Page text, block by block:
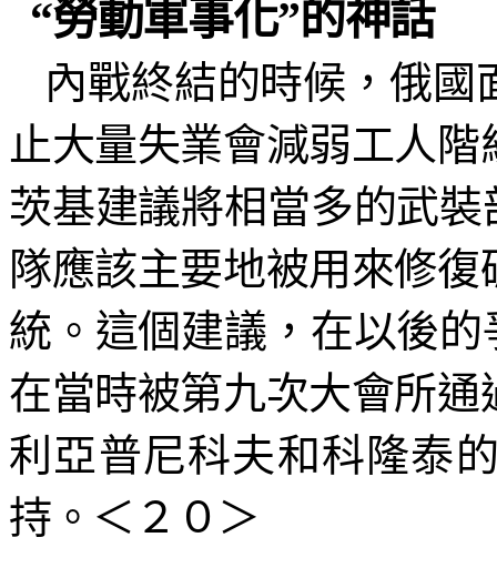
“勞動軍事化”的神話
內戰終結的時候，俄國
止大量失業會減弱工人
茨基建議將相當多的武
隊應該主要地被用來修
統。這個建議，在以後
在當時被第九次大會所
利亞普尼科夫和科隆泰
持。＜２０＞